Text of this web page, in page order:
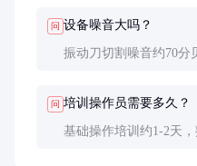
问 设备噪音大吗？
振动刀切割噪音约70分
问 培训操作员需要多久？
基础操作培训约1-2天